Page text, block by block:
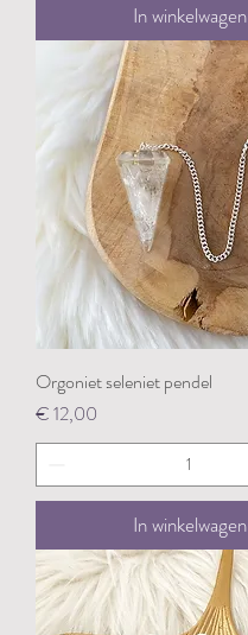
In winkelwagen
Orgoniet seleniet pendel
Prijs
€ 12,00
In winkelwagen